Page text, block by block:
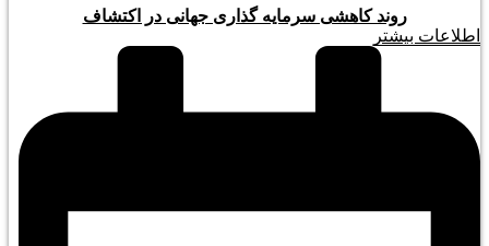
روند کاهشی سرمایه گذاری جهانی در اکتشاف
اطلاعات بیشتر